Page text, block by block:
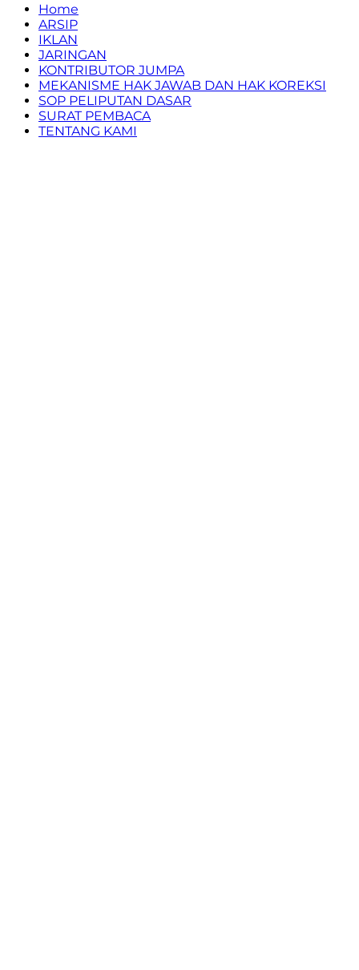
Home
ARSIP
IKLAN
JARINGAN
KONTRIBUTOR JUMPA
MEKANISME HAK JAWAB DAN HAK KOREKSI
SOP PELIPUTAN DASAR
SURAT PEMBACA
TENTANG KAMI